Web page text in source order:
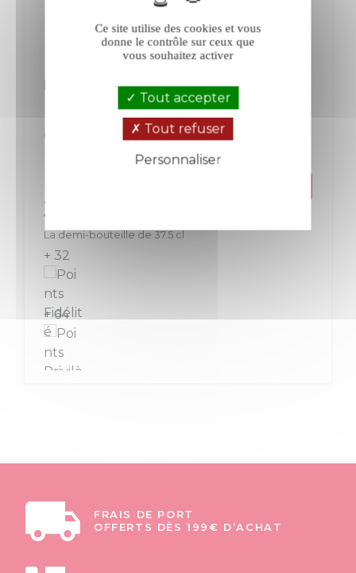
Ruinart R de Ruinart Brut blanc en demi
Champagne
Champagne
Prix
32,00 €
La demi-bouteille de 37.5 cl
+ 32
+ 64
FRAIS DE PORT
OFFERTS DÈS 199€ D’ACHAT
Ce site utilise des cookies et vous
donne le contrôle sur ceux que
vous souhaitez activer
Tout accepter
Tout refuser
Personnaliser